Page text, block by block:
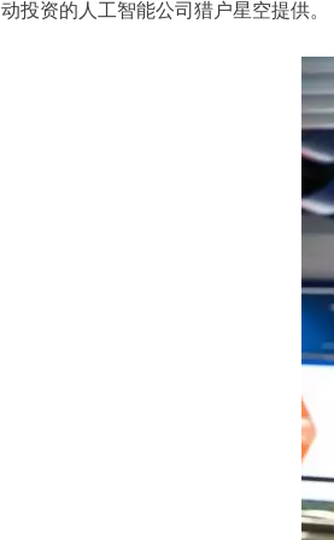
动投资的人工智能公司猎户星空提供